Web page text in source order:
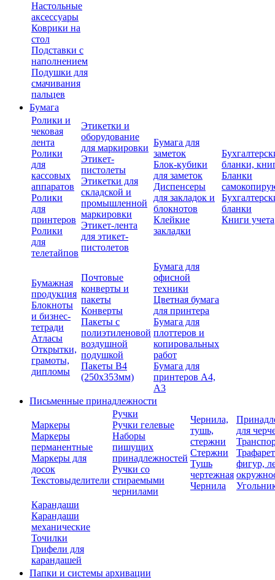
Настольные
аксессуары
Коврики на
стол
Подставки с
наполнением
Подушки для
смачивания
пальцев
Бумага
Ролики и
чековая
лента
Ролики
для
кассовых
аппаратов
Ролики
для
принтеров
Ролики
для
телетайпов
Этикетки и
оборудование
для маркировки
Этикет-
пистолеты
Этикетки для
складской и
промышленной
маркировки
Этикет-лента
для этикет-
пистолетов
Бумага для
заметок
Блок-кубики
для заметок
Диспенсеры
для закладок и
блокнотов
Клейкие
закладки
бланки,
Бланки
бланки
Книги учета
Бумажная
продукция
Блокноты
и бизнес-
тетради
Атласы
Открытки,
грамоты,
дипломы
Почтовые
конверты и
пакеты
Конверты
Пакеты с
полиэтиленовой
воздушной
подушкой
Пакеты В4
(250х353мм)
Бумага для
офисной
техники
Цветная бумага
для принтера
Бумага для
плоттеров и
копировальных
работ
Бумага для
принтеров А4,
А3
Письменные принадлежности
Маркеры
Маркеры
перманентные
Маркеры для
досок
Текстовыделители
Ручки
Ручки гелевые
Наборы
пишущих
принадлежностей
Ручки со
стираемыми
чернилами
Чернила,
тушь,
стержни
Стержни
Тушь
чертежная
Чернила
для
фигур,
Карандаши
Карандаши
механические
Точилки
Грифели для
карандашей
Папки и системы архивации